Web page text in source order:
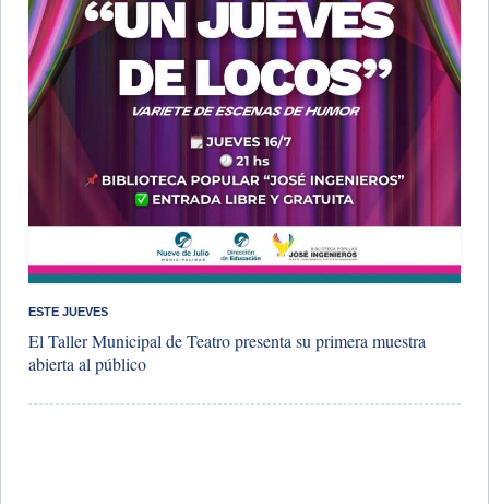
ESTE JUEVES
El Taller Municipal de Teatro presenta su primera muestra
abierta al público